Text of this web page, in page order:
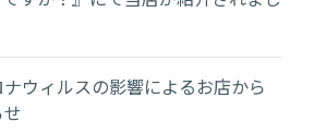
ウィルスの影響によるお店から
せ